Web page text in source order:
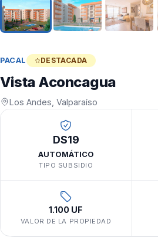
PACAL DESTACADA
Vista Aconcagua
Los Andes, Valparaíso
DS19
AUTOMÁTICO
TIPO SUBSIDIO
1.100 UF
VALOR DE LA PROPIEDAD